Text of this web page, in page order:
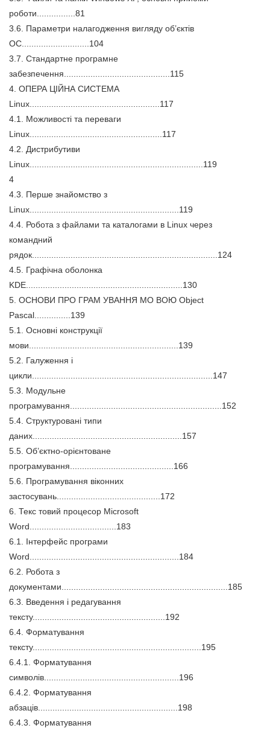
роботи................81
3.6. Параметри налагодження вигляду об’єктів
ОС............................104
3.7. Стандартне програмне
забезпечення............................................115
4. ОПЕРА ЦІЙНА СИСТЕМА
Linux......................................................117
4.1. Можливості та переваги
Linux.......................................................117
4.2. Дистрибутиви
Linux........................................................................119
4
4.3. Перше знайомство з
Linux..............................................................119
4.4. Робота з файлами та каталогами в Linux через
командний
рядок.............................................................................124
4.5. Графічна оболонка
KDE.................................................................130
5. ОСНОВИ ПРО ГРАМ УВАННЯ МО ВОЮ Object
Pascal...............139
5.1. Основні конструкції
мови..............................................................139
5.2. Галуження і
цикли...........................................................................147
5.3. Модульне
програмування...............................................................152
5.4. Структуровані типи
даних..............................................................157
5.5. Об’єктно-орієнтоване
програмування...........................................166
5.6. Програмування віконних
застосувань...........................................172
6. Текс товий процесор Microsoft
Word....................................183
6.1. Інтерфейс програми
Word..............................................................184
6.2. Робота з
документами.....................................................................185
6.3. Введення і редагування
тексту.......................................................192
6.4. Форматування
тексту......................................................................195
6.4.1. Форматування
символів........................................................196
6.4.2. Форматування
абзаців..........................................................198
6.4.3. Форматування